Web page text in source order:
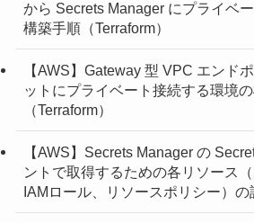
から Secrets Manager にプライベ
構築手順（Terraform）
【AWS】Gateway 型 VPC エンド
ットにプライベート接続する環境
（Terraform）
【AWS】Secrets Manager の
ントで取得するための各リソース（
IAMロール、リソースポリシー）の